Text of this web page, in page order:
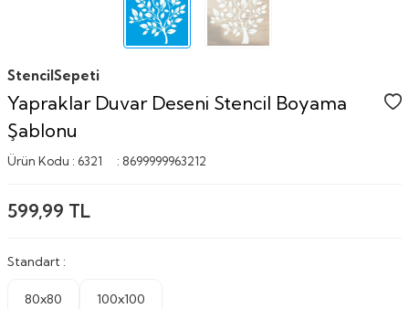
StencilSepeti
Yapraklar Duvar Deseni Stencil Boyama
Şablonu
Ürün Kodu : 6321 : 8699999963212
599,99 TL
Standart :
80x80 100x100